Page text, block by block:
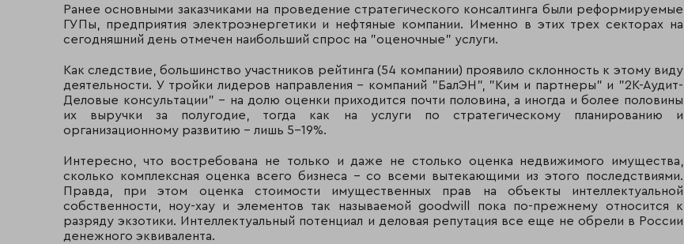
Ранее основными заказчиками на проведение стратегического консалтинга были реформируемые
ГУПы, предприятия электроэнергетики и нефтяные компании. Именно в этих трех секторах на
сегодняшний день отмечен наибольший спрос на "оценочные" услуги.
Как следствие, большинство участников рейтинга (54 компании) проявило склонность к этому виду
деятельности. У тройки лидеров направления - компаний "БалЭН", "Ким и партнеры" и "2К-Аудит-
Деловые консультации" - на долю оценки приходится почти половина, а иногда и более половины
их выручки за полугодие, тогда как на услуги по стратегическому планированию и
организационному развитию - лишь 5-19%.
Интересно, что востребована не только и даже не столько оценка недвижимого имущества,
сколько комплексная оценка всего бизнеса - со всеми вытекающими из этого последствиями.
Правда, при этом оценка стоимости имущественных прав на объекты интеллектуальной
собственности, ноу-хау и элементов так называемой goodwill пока по-прежнему относится к
разряду экзотики. Интеллектуальный потенциал и деловая репутация все еще не обрели в России
денежного эквивалента.